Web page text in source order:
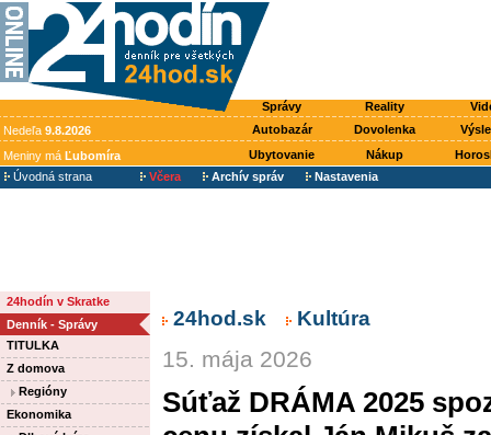
Správy Reality
Nedeľa 9.8.2026 Autobazár Dovolenka
Meniny má Ľubomíra Ubytovanie Nákup
Úvodná strana
Včera Archív správ Nastavenia
24hodín v Skratke
Denník - Správy
TITULKA
Z domova
Regióny
Ekonomika
24hod.sk Kultúra
15. mája 2026
Súťaž DRÁMA 2025